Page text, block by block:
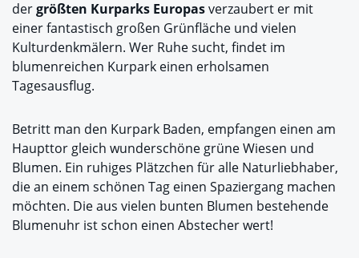
dergrößten Kurparks Europasverzaubert er mit
einer fantastisch großen Grünfläche und vielen
Kulturdenkmälern. Wer Ruhe sucht, findet im
blumenreichen Kurpark einen erholsamen
Tagesausflug.
Betritt man den Kurpark Baden, empfangen einen am
Haupttor gleich wunderschöne grüne Wiesen und
Blumen. Ein ruhiges Plätzchen für alle Naturliebhaber,
die an einem schönen Tag einen Spaziergang machen
möchten. Die aus vielen bunten Blumen bestehende
Blumenuhr ist schon einen Abstecher wert!